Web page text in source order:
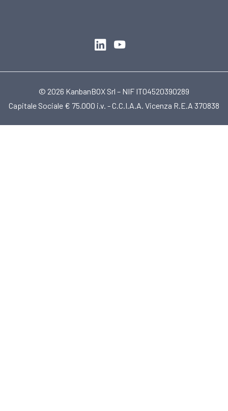
© 2026 KanbanBOX Srl – NIF IT04520390289
Capitale Sociale € 75.000 i.v. - C.C.I.A.A. Vicenza R.E.A 370838